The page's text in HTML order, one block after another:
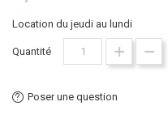
Location du jeudi au lundi
Quantité
Poser une question